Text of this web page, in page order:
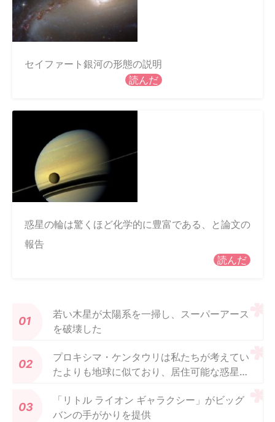
セイファート銀河の形態の説明
読んだ
惑星の輪は驚くほど化学的に豊富である、と論文の
報告
読んだ
若い木星が太陽系を一掃し、スーパーアース
を破壊した
プロキシマ・ケンタウリは私たちが考えてい
たよりも地球に似ており、居住可能な惑星を
「リトル ライオン ギャラクシー」がビッグ
バンの手がかりを提供